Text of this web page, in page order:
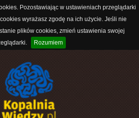
Pozostawiając w ustawieniach przeglądarki
wyrażasz zgodę na ich użycie. Jeśli nie
plików cookies, zmień ustawienia swojej
Rozumiem